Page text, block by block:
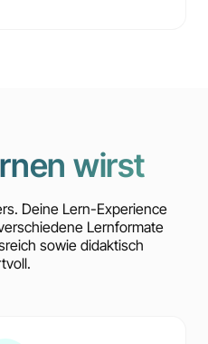
wirst
Deine Lern-Experience
Lernformate
sowie didaktisch